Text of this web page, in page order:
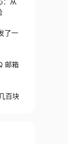
了一
邮箱
百块